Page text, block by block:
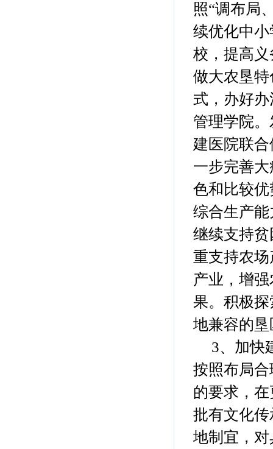
照“调布局
续优化中
校，提高
做大农垦
式，办好
管理学院
建医院联
一步完善
色和比较
综合生产
继续支持
重支持农
产业，增
果。积极
地兼容的
3、加快
按照布局
的要求，
批有文化
地制宜，